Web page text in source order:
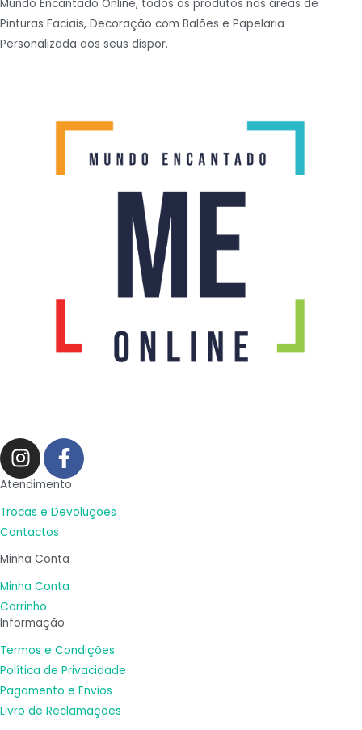
Mundo Encantado Online, todos os produtos nas áreas de
Pinturas Faciais, Decoração com Balões e Papelaria
Personalizada aos seus dispor.
I
n
s
t
a
g
r
a
m
F
a
c
e
o
k
f
Atendimento
Trocas e Devoluções
Contactos
Minha Conta
Minha Conta
Carrinho
Informação
Termos e Condições
Política de Privacidade
Pagamento e Envios
Livro de Reclamações